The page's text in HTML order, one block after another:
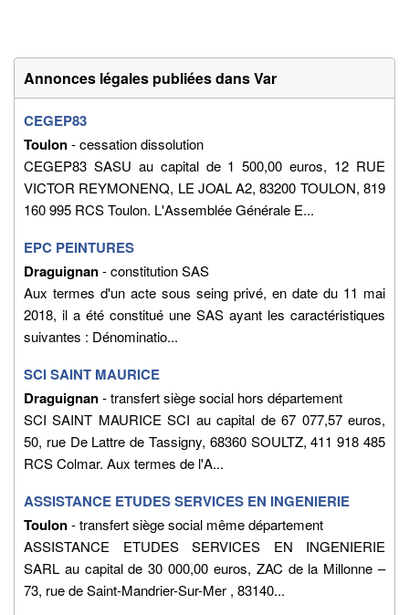
Annonces légales publiées dans Var
CEGEP83
Toulon- cessation dissolution
CEGEP83 SASU au capital de 1 500,00 euros, 12 RUE
VICTOR REYMONENQ, LE JOAL A2, 83200 TOULON, 819
160 995 RCS Toulon. L'Assemblée Générale E...
EPC PEINTURES
Draguignan- constitution SAS
Aux termes d'un acte sous seing privé, en date du 11 mai
2018, il a été constitué une SAS ayant les caractéristiques
suivantes : Dénominatio...
SCI SAINT MAURICE
Draguignan- transfert siège social hors département
SCI SAINT MAURICE SCI au capital de 67 077,57 euros,
50, rue De Lattre de Tassigny, 68360 SOULTZ, 411 918 485
RCS Colmar. Aux termes de l'A...
ASSISTANCE ETUDES SERVICES EN INGENIERIE
Toulon- transfert siège social même département
ASSISTANCE ETUDES SERVICES EN INGENIERIE
SARL au capital de 30 000,00 euros, ZAC de la Millonne –
73, rue de Saint-Mandrier-Sur-Mer , 83140...